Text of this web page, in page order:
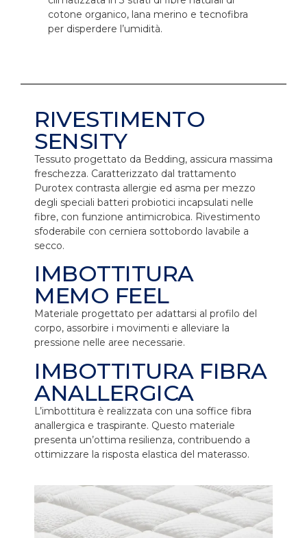
cotone organico, lana merino e tecnofibra
per disperdere l’umidità.
RIVESTIMENTO
SENSITY
Tessuto progettato da Bedding, assicura massima
freschezza. Caratterizzato dal trattamento
Purotex contrasta allergie ed asma per mezzo
degli speciali batteri probiotici incapsulati nelle
fibre, con funzione antimicrobica. Rivestimento
sfoderabile con cerniera sottobordo lavabile a
secco.
IMBOTTITURA
MEMO FEEL
Materiale progettato per adattarsi al profilo del
corpo, assorbire i movimenti e alleviare la
pressione nelle aree necessarie.
IMBOTTITURA FIBRA
ANALLERGICA
L’imbottitura è realizzata con una soffice fibra
anallergica e traspirante. Questo materiale
presenta un’ottima resilienza, contribuendo a
ottimizzare la risposta elastica del materasso.